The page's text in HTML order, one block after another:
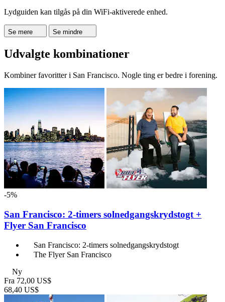
Lydguiden kan tilgås på din WiFi-aktiverede enhed.
Se mere Se mindre
Udvalgte kombinationer
Kombiner favoritter i San Francisco. Nogle ting er bedre i forening.
-5%
San Francisco: 2-timers solnedgangskrydstogt +
Flyer San Francisco
San Francisco: 2-timers solnedgangskrydstogt
The Flyer San Francisco
Ny
Fra 72,00 US$
68,40 US$